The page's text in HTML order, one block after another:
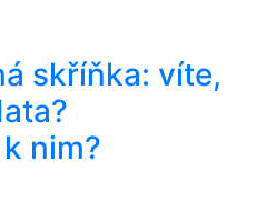
skříňka: víte,
nim?